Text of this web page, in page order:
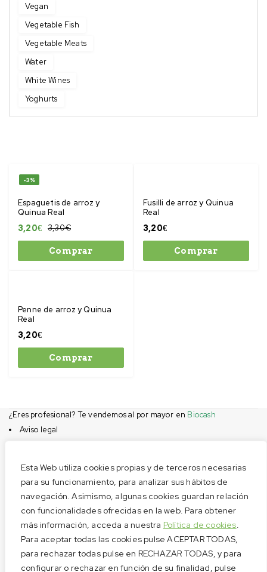
Esta Web utiliza cookies propias y de terceros necesarias
para su funcionamiento, para analizar sus hábitos de
navegación. Asimismo, algunas cookies guardan relación
con funcionalidades ofrecidas en la web. Para obtener
más información, acceda a nuestra Política de cookies.
Para aceptar todas las cookies pulse ACEPTAR TODAS,
para rechazar todas pulse en RECHAZAR TODAS, y para
configurar o rechazar en función de su finalidad, pulse
Vegan
Vegetable Fish
Vegetable Meats
Water
White Wines
Yoghurts
-3%
Espaguetis de arroz y
Quinua Real
3,30€
3,20€
Comprar
Fusilli de arroz y Quinua
Real
3,20€
Comprar
Penne de arroz y Quinua
Real
3,20€
Comprar
¿Eres profesional? Te vendemos al por mayor en Biocash
Aviso legal
Privacidad
Cookies
Condiciones de compra
Privacidad
Cookies